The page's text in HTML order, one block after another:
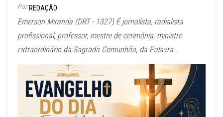
Por REDAÇÃO
Emerson Miranda (DRT - 1327) É jornalista, radialista
profissional, professor, mestre de cerimônia, ministro
extraordinário da Sagrada Comunhão, da Palavra...